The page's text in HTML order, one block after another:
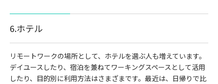
6.ホテル
リモートワークの場所として、ホテルを選ぶ人も増えています。
デイユースしたり、宿泊を兼ねてワーキングスペースとして活用
したり、目的別に利用方法はさまざまです。最近は、日帰りで比